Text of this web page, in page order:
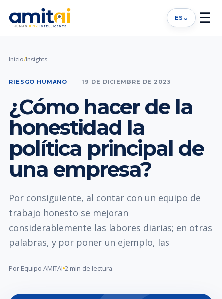
ES ⌄ ☰
Inicio/Insights
RIESGO HUMANO 19 DE DICIEMBRE DE 2023
¿Cómo hacer de la
honestidad la
política principal de
una empresa?
Por consiguiente, al contar con un equipo de
trabajo honesto se mejoran
considerablemente las labores diarias; en otras
palabras, y por poner un ejemplo, las
Por Equipo AMITAI 2 min de lectura